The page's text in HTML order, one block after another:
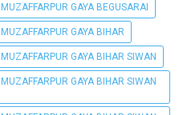
GAYA BEGUSARAI
GAYA BIHAR
GAYA BIHAR SIWAN
GAYA BIHAR SIWAN